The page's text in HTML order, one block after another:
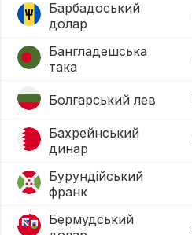
Барбадоський
долар
Бангладешська
така
Болгарський лев
Бахрейнський
динар
Бурундійський
франк
Бермудський